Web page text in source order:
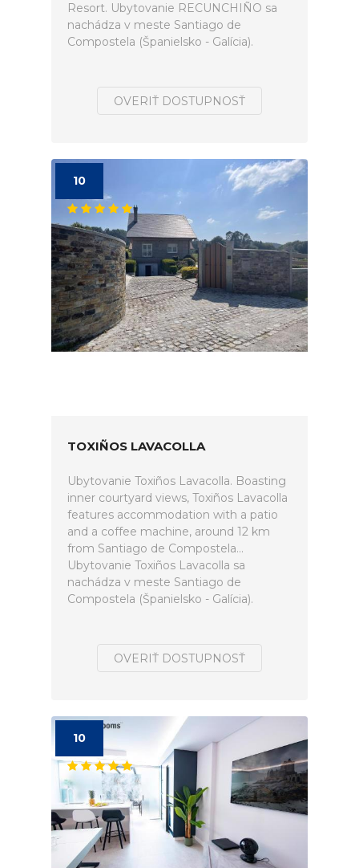
Resort. Ubytovanie RECUNCHIÑO sa
nachádza v meste Santiago de
Compostela (Španielsko - Galícia).
OVERIŤ DOSTUPNOSŤ
10
TOXIÑOS LAVACOLLA
Ubytovanie Toxiños Lavacolla. Boasting
inner courtyard views, Toxiños Lavacolla
features accommodation with a patio
and a coffee machine, around 12 km
from Santiago de Compostela...
Ubytovanie Toxiños Lavacolla sa
nachádza v meste Santiago de
Compostela (Španielsko - Galícia).
OVERIŤ DOSTUPNOSŤ
10